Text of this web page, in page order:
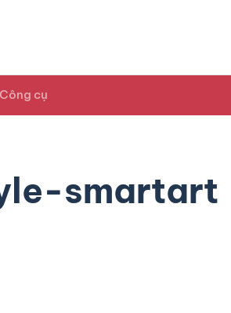
Công cụ
smartart